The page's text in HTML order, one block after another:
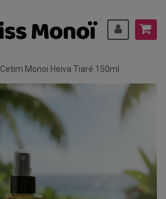
Cetim Monoi Heiva Tiaré 150ml